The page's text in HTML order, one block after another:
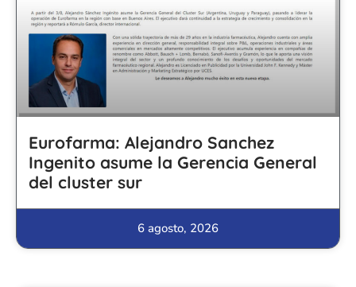
Eurofarma: Alejandro Sanchez
Ingenito asume la Gerencia General
del cluster sur
6 agosto, 2026